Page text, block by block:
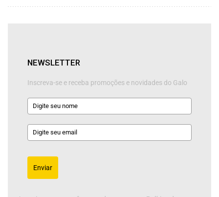
NEWSLETTER
Inscreva-se e receba promoções e novidades do Galo
Enviar